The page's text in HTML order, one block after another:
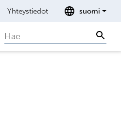
Yhteystiedot suomi
Search